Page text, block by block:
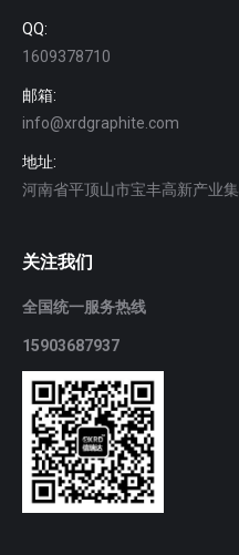
QQ:
1609378710
邮箱:
info@xrdgraphite.com
地址:
河南省平顶山市宝丰高新产业
关注我们
全国统一服务热线
15903687937